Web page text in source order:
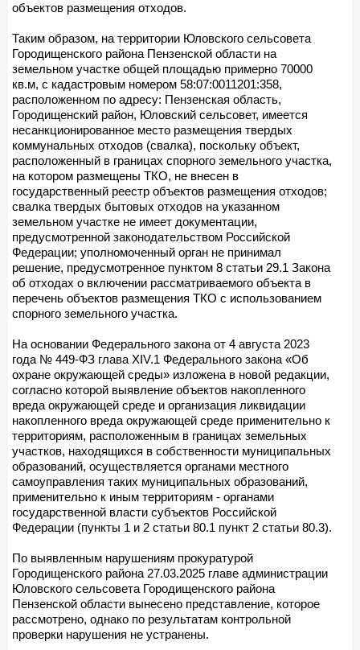
объектов размещения отходов.
Таким образом, на территории Юловского сельсовета
Городищенского района Пензенской области на
земельном участке общей площадью примерно 70000
кв.м, с кадастровым номером 58:07:0011201:358,
расположенном по адресу: Пензенская область,
Городищенский район, Юловский сельсовет, имеется
несанкционированное место размещения твердых
коммунальных отходов (свалка), поскольку объект,
расположенный в границах спорного земельного участка,
на котором размещены ТКО, не внесен в
государственный реестр объектов размещения отходов;
свалка твердых бытовых отходов на указанном
земельном участке не имеет документации,
предусмотренной законодательством Российской
Федерации; уполномоченный орган не принимал
решение, предусмотренное пунктом 8 статьи 29.1 Закона
об отходах о включении рассматриваемого объекта в
перечень объектов размещения ТКО с использованием
спорного земельного участка.
На основании Федерального закона от 4 августа 2023
года № 449-ФЗ глава XIV.1 Федерального закона «Об
охране окружающей среды» изложена в новой редакции,
согласно которой выявление объектов накопленного
вреда окружающей среде и организация ликвидации
накопленного вреда окружающей среде применительно к
территориям, расположенным в границах земельных
участков, находящихся в собственности муниципальных
образований, осуществляется органами местного
самоуправления таких муниципальных образований,
применительно к иным территориям - органами
государственной власти субъектов Российской
Федерации (пункты 1 и 2 статьи 80.1 пункт 2 статьи 80.3).
По выявленным нарушениям прокуратурой
Городищенского района 27.03.2025 главе администрации
Юловского сельсовета Городищенского района
Пензенской области вынесено представление, которое
рассмотрено, однако по результатам контрольной
проверки нарушения не устранены.